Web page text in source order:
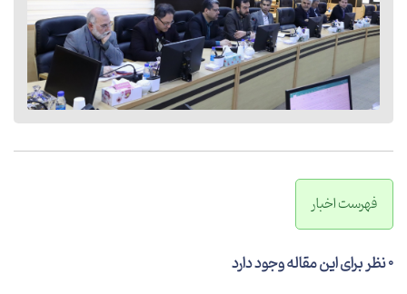
فهرست اخبار
0 نظر برای این مقاله وجود دارد